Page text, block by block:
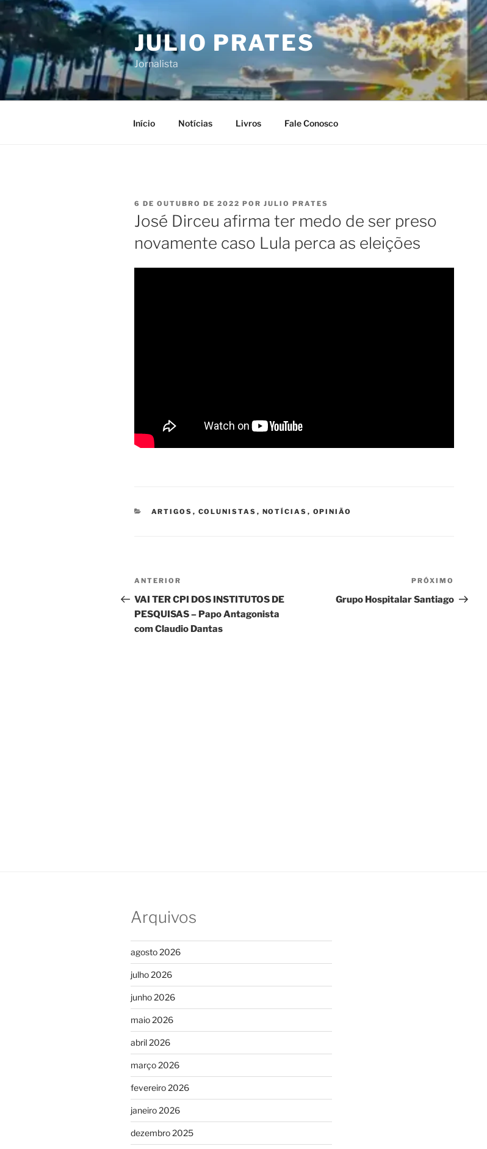
Pular
para
o
conteúdo
JULIO PRATES
Jornalista
Início Notícias Livros Fale Conosco
PUBLICADO
EM
6 DE OUTUBRO DE 2022 POR JULIO PRATES
José Dirceu afirma ter medo de ser preso
novamente caso Lula perca as eleições
CATEGORIAS
ARTIGOS , COLUNISTAS , NOTÍCIAS , OPINIÃO
Navegação
de
Post
Post
anterior
ANTERIOR
VAI TER CPI DOS INSTITUTOS DE
PESQUISAS – Papo Antagonista
com Claudio Dantas
post
PRÓXIMO
Grupo Hospitalar Santiago
Arquivos
agosto 2026
julho 2026
junho 2026
maio 2026
abril 2026
março 2026
fevereiro 2026
janeiro 2026
dezembro 2025